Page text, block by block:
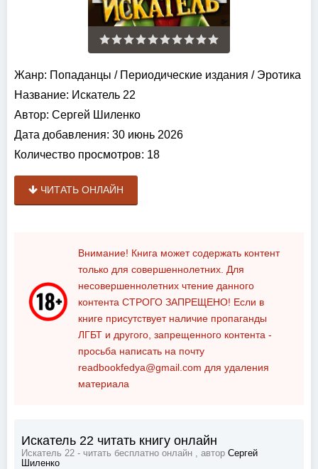
Жанр: Попаданцы / Периодические издания / Эротика
Название: Искатель 22
Автор: Сергей Шиленко
Дата добавления: 30 июнь 2026
Количество просмотров: 18
ЧИТАТЬ ОНЛАЙН
Внимание! Книга может содержать контент
только для совершеннолетних. Для
несовершеннолетних чтение данного
контента СТРОГО ЗАПРЕЩЕНО! Если в
книге присутствует наличие пропаганды
ЛГБТ и другого, запрещенного контента -
просьба написать на почту
readbookfedya@gmail.com для удаления
материала
Искатель 22 читать книгу онлайн
Искатель 22 - читать бесплатно онлайн , автор Сергей
Шиленко